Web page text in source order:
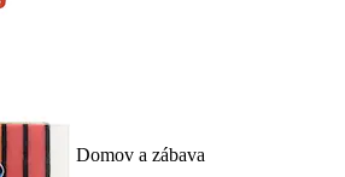
Domov a zábava